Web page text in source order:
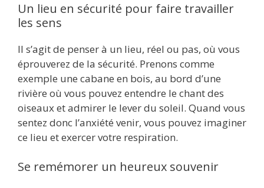
Un lieu en sécurité pour faire travailler
les sens
Il s’agit de penser à un lieu, réel ou pas, où vous
éprouverez de la sécurité. Prenons comme
exemple une cabane en bois, au bord d’une
rivière où vous pouvez entendre le chant des
oiseaux et admirer le lever du soleil. Quand vous
sentez donc l’anxiété venir, vous pouvez imaginer
ce lieu et exercer votre respiration.
Se remémorer un heureux souvenir